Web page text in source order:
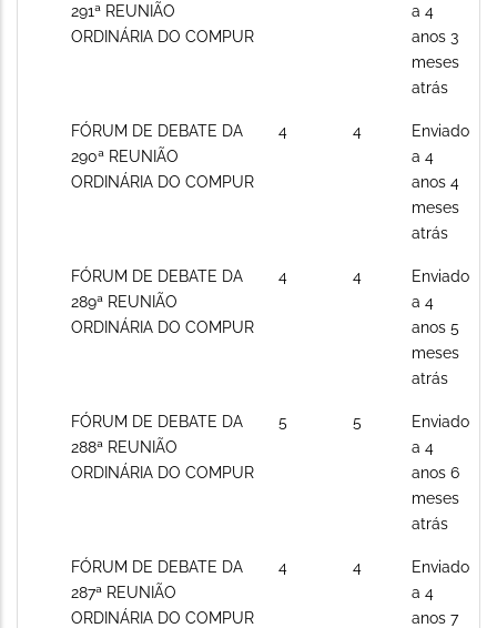
novos
posts
291ª REUNIÃO
ORDINÁRIA DO COMPUR
a 4
anos 3
meses
atrás
Sem
novos
posts
FÓRUM DE DEBATE DA
290ª REUNIÃO
ORDINÁRIA DO COMPUR
4 4
Enviado
a 4
anos 4
meses
atrás
Sem
novos
posts
FÓRUM DE DEBATE DA
289ª REUNIÃO
ORDINÁRIA DO COMPUR
4 4
Enviado
a 4
anos 5
meses
atrás
Sem
novos
posts
FÓRUM DE DEBATE DA
288ª REUNIÃO
ORDINÁRIA DO COMPUR
5 5
Enviado
a 4
anos 6
meses
atrás
Sem
novos
posts
FÓRUM DE DEBATE DA
287ª REUNIÃO
ORDINÁRIA DO COMPUR
4 4
Enviado
a 4
anos 7